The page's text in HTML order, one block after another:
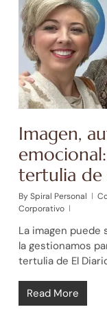
Imagen,
tertulia de
BySpiral Personal
Corporativo
La imagen puede
la gestionamos
tertulia de El
Read More